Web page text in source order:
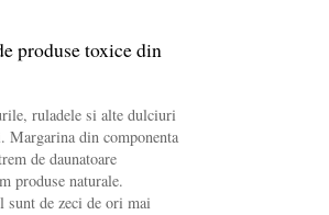
produse toxice din
ruladele si alte dulciuri
Margarina din componenta
de daunatoare
produse naturale.
sunt de zeci de ori mai